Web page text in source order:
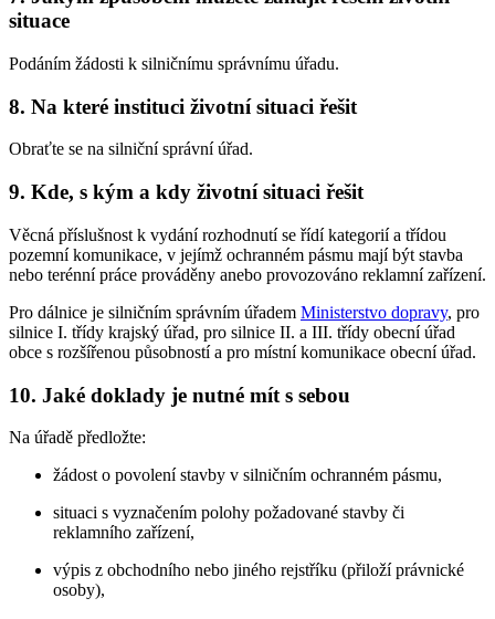
situace
Podáním žádosti k silničnímu správnímu úřadu.
8. Na které instituci životní situaci řešit
Obraťte se na silniční správní úřad.
9. Kde, s kým a kdy životní situaci řešit
Věcná příslušnost k vydání rozhodnutí se řídí kategorií a třídou
pozemní komunikace, v jejímž ochranném pásmu mají být stavba
nebo terénní práce prováděny anebo provozováno reklamní zařízení.
Pro dálnice je silničním správním úřadem Ministerstvo dopravy, pro
silnice I. třídy krajský úřad, pro silnice II. a III. třídy obecní úřad
obce s rozšířenou působností a pro místní komunikace obecní úřad.
10. Jaké doklady je nutné mít s sebou
Na úřadě předložte:
žádost o povolení stavby v silničním ochranném pásmu,
situaci s vyznačením polohy požadované stavby či
reklamního zařízení,
výpis z obchodního nebo jiného rejstříku (přiloží právnické
osoby),